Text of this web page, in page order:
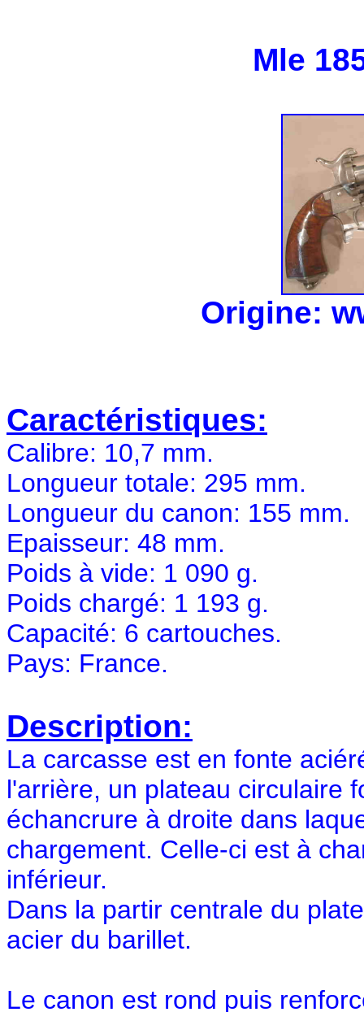
Mle
Origine:
Caractéristiques:
Calibre: 10,7 mm.
Longueur totale: 295 mm.
Longueur du canon: 155 mm.
Epaisseur: 48 mm.
Poids à vide: 1 090 g.
Poids chargé: 1 193 g.
Capacité: 6 cartouches.
Pays: France.
Description:
La carcasse est en fonte
l'arrière, un plateau circulaire
échancrure à droite dans
chargement. Celle-ci est à
inférieur.
Dans la partir centrale du
acier du barillet.
Le canon est rond puis